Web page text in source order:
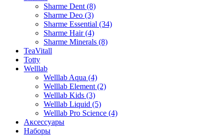
Sharme Dent (8)
Sharme Deo (3)
Sharme Essential (34)
Sharme Hair (4)
Sharme Minerals (8)
TeaVitall
Totty
Welllab
Welllab Aqua (4)
Welllab Element (2)
Welllab Kids (3)
Welllab Liquid (5)
Welllab Pro Science (4)
Аксессуары
Наборы